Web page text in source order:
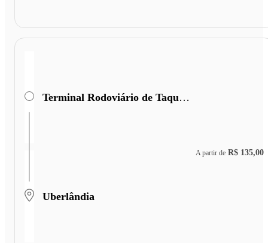
Terminal Rodoviário de Taquaritinga
Uberlândia
A partir de R$ 135,00